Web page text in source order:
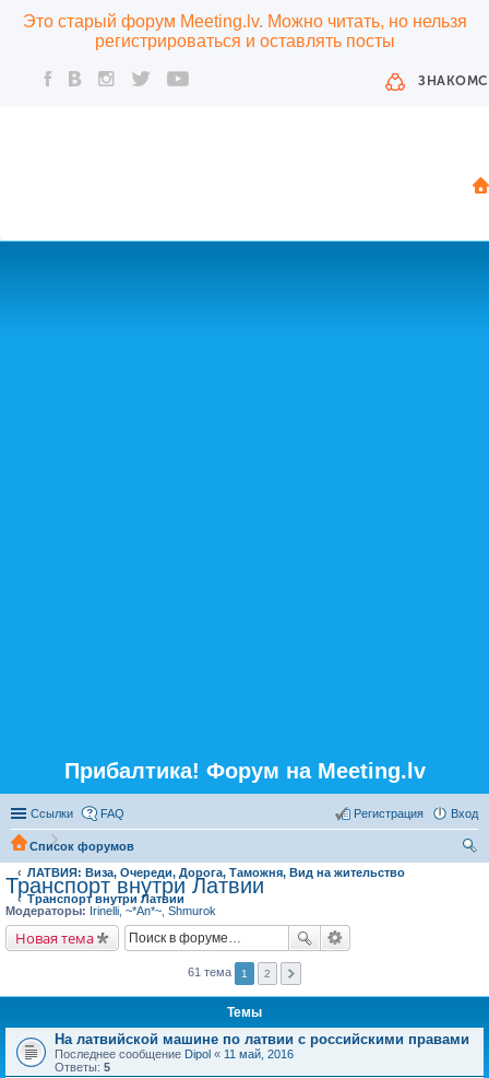
Это старый форум Meeting.lv. Можно читать, но нельзя
регистрироваться и оставлять посты
Прибалтика! Форум на Meeting.lv
Ссылки FAQ Вход
Регистрация
Список форумов
ЛАТВИЯ: Виза, Очереди, Дорога, Таможня, Вид на жительство
Транспорт внутри Латвии
Транспорт внутри Латвии
Модераторы: Irinelli ~*An*~ Shmurok
Новая тема
61 тема 1 2
Темы
На латвийской машине по латвии с российскими правами
Последнее сообщение Dipol « 11 май, 2016
Ответы: 5